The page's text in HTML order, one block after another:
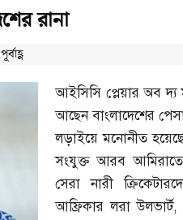
রানা
আইসিসি প্লেয়ার অব দ্য
আছেন বাংলাদেশের
লড়াইয়ে মনোনীত
সংযুক্ত আরব
সেরা নারী
আফ্রিকার লরা উলভার্ট,